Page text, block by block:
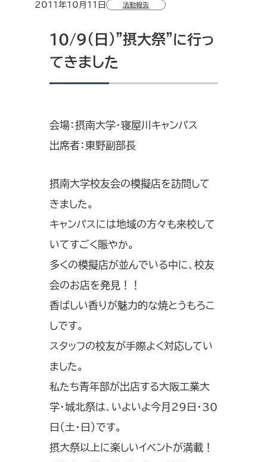
2011年10月11日 活動報告
10/9（日）”摂大祭”に行っ
てきました
会場：摂南大学・寝屋川キャンパス
出席者：東野副部長
摂南大学校友会の模擬店を訪問して
きました。
キャンパスには地域の方々も来校して
いてすごく賑やか。
多くの模擬店が並んでいる中に、校友
会のお店を発見！！
香ばしい香りが魅力的な焼とうもろこ
しです。
スタッフの校友が手際よく対応してい
ました。
私たち青年部が出店する大阪工業大
学・城北祭は、いよいよ今月29日・30
日（土・日）です。
摂大祭以上に楽しいイベントが満載！